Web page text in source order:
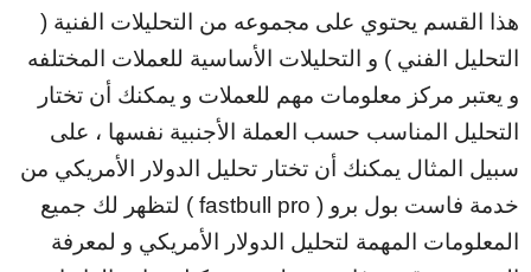
هذا القسم يحتوي على مجموعه من التحليلات الفنية (
التحليل الفني ) و التحليلات الأساسية للعملات المختلفه
و يعتبر مركز معلومات مهم للعملات و يمكنك أن تختار
التحليل المناسب حسب العملة الأجنبية نفسها ، على
سبيل المثال يمكنك أن تختار تحليل الدولار الأمريكي من
خدمة فاست بول برو ( fastbull pro ) لتظهر لك جميع
المعلومات المهمة لتحليل الدولار الأمريكي و لمعرفة